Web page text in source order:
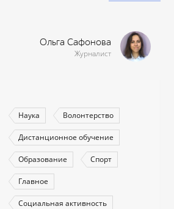
Ольга Сафонова
Журналист
Наука Волонтерство
Дистанционное обучение
Образование Спорт
Главное
Социальная активность